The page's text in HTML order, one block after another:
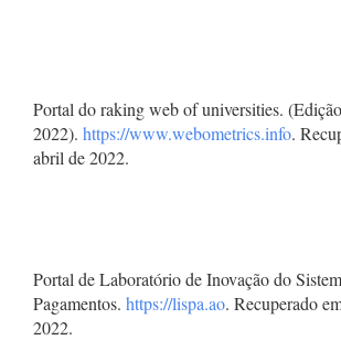
Portal do raking web of universities.
2022). https://www.webometrics.info.
abril de 2022.
Portal de Laboratório de Inovação do
Pagamentos. https://lispa.ao. Recuperado
2022.